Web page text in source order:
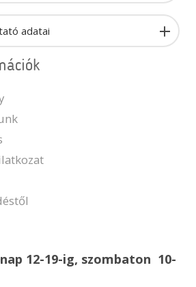
adatai
12-19-ig, szombaton 10-